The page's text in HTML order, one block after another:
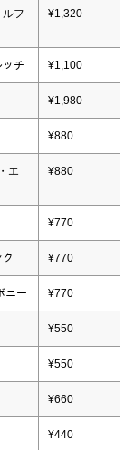
ルフ
¥1,320
ッチ ¥1,100
¥1,980
¥880
エ
¥880
¥770
¥770
ニー ¥770
¥550
¥550
¥660
¥440